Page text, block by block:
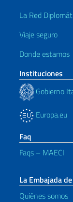
La Red
Viaje seguro
Donde estamos
Instituciones
Gobierno
Europa.eu
Faq
Faqs – MAECI
La Embajada
Quiénes somos